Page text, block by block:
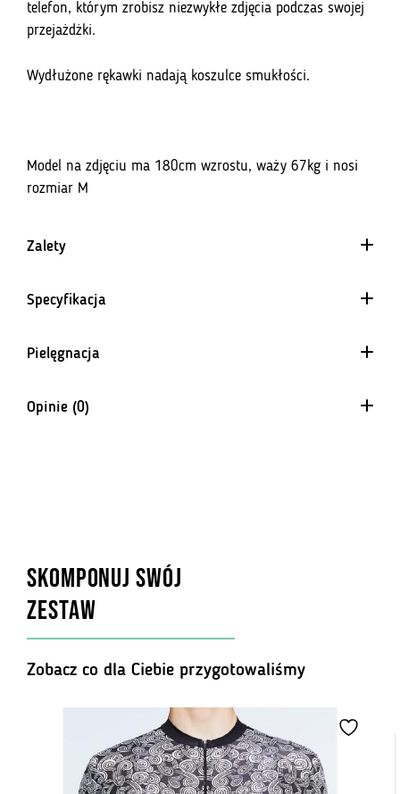
telefon, którym zrobisz niezwykłe zdjęcia podczas swojej
przejażdżki.
Wydłużone rękawki nadają koszulce smukłości.
Model na zdjęciu ma 180cm wzrostu, waży 67kg i nosi
rozmiar M
Zalety
Specyfikacja
Pielęgnacja
Opinie (0)
SKOMPONUJ SWÓJ
ZESTAW
Zobacz co dla Ciebie przygotowaliśmy